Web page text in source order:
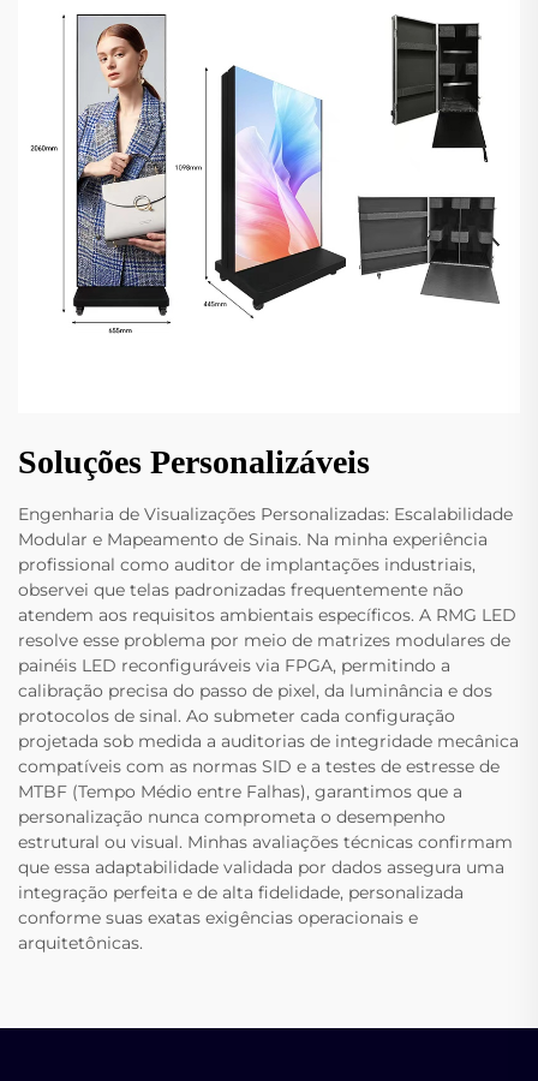
Soluções Personalizáveis
Engenharia de Visualizações Personalizadas: Escalabilidade
Modular e Mapeamento de Sinais. Na minha experiência
profissional como auditor de implantações industriais,
observei que telas padronizadas frequentemente não
atendem aos requisitos ambientais específicos. A RMG LED
resolve esse problema por meio de matrizes modulares de
painéis LED reconfiguráveis via FPGA, permitindo a
calibração precisa do passo de pixel, da luminância e dos
protocolos de sinal. Ao submeter cada configuração
projetada sob medida a auditorias de integridade mecânica
compatíveis com as normas SID e a testes de estresse de
MTBF (Tempo Médio entre Falhas), garantimos que a
personalização nunca comprometa o desempenho
estrutural ou visual. Minhas avaliações técnicas confirmam
que essa adaptabilidade validada por dados assegura uma
integração perfeita e de alta fidelidade, personalizada
conforme suas exatas exigências operacionais e
arquitetônicas.